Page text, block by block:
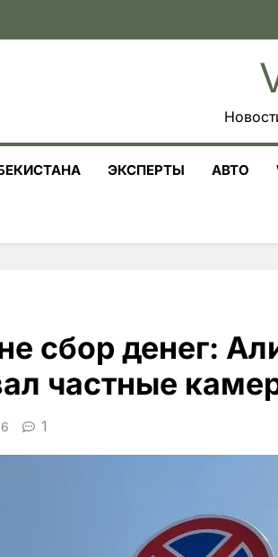
ЭКСПЕРТЫ АВТО
сбор денег:
частные
1